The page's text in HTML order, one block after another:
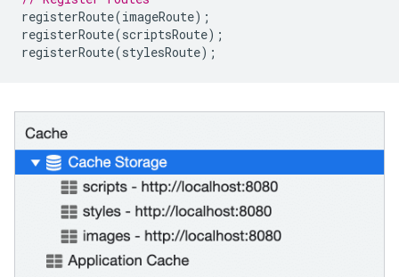
registerRoute(imageRoute);
registerRoute(scriptsRoute);
registerRoute(stylesRoute);